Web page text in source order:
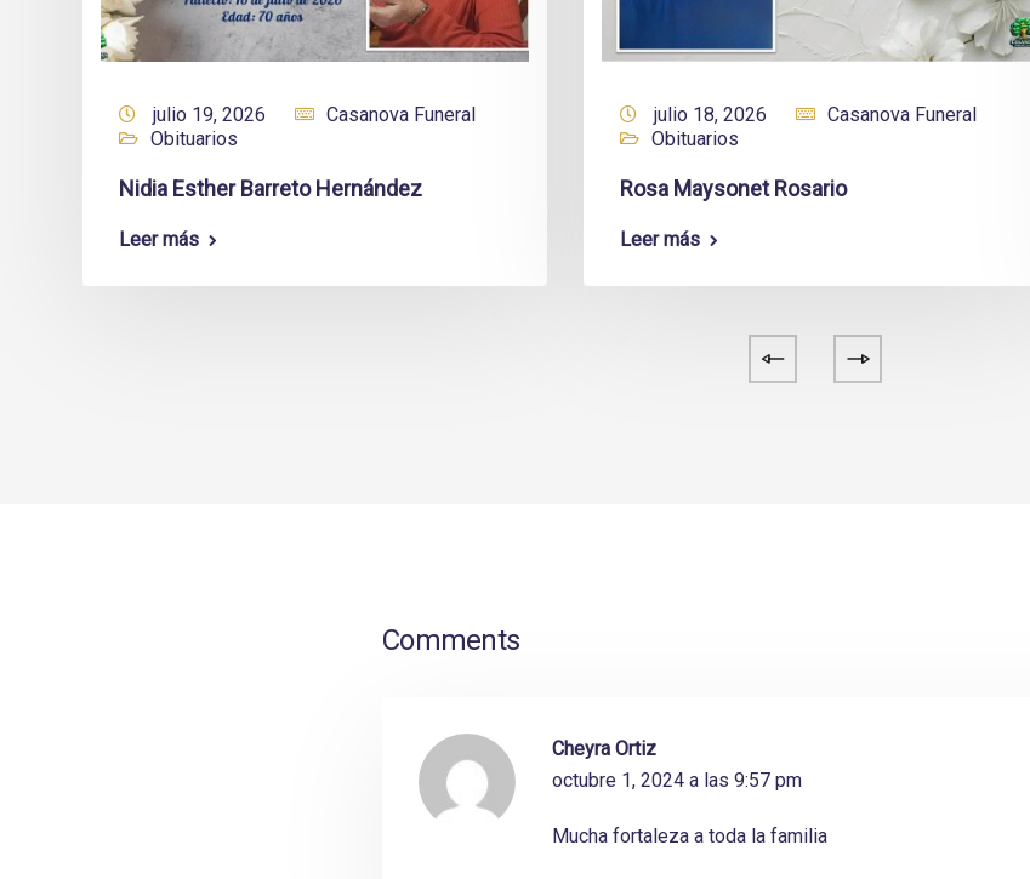
julio 19, 2026
Casanova Funeral
Obituarios
Nidia Esther Barreto Hernández
Leer más
julio 18, 2026
Casanova Funeral
Obituarios
Rosa Maysonet Rosario
Leer más
Comments
Cheyra Ortiz
octubre 1, 2024 a las 9:57 pm
Mucha fortaleza a toda la familia